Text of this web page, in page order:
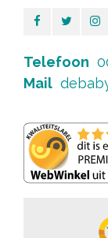
Telefoon
Mail